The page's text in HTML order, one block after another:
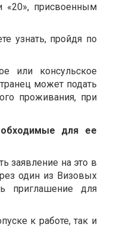
«20», присвоенным
узнать, пройдя по
или консульское
может подать
проживания, при
для ее
заявление на это в
один из Визовых
приглашение для
к работе, так и